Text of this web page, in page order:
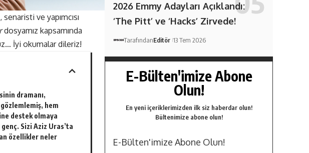
ve yapımcısı
dosyamız kapsamında
İyi okumalar dileriz!
dramanı,
hem
destek olmaya
Sizi Aziz Uras’ta
özellikler neler
2026 Emmy Adayları Açıklandı:
‘The Pitt’ ve ‘Hacks’ Zirvede!
TarafındanEditör 13 Tem 2026
E-Bülten'imize Abone
Olun!
En yeni içeriklerimizden ilk siz haberdar olun!
Bültenimize abone olun!
E-Bülten'imize Abone Olun!